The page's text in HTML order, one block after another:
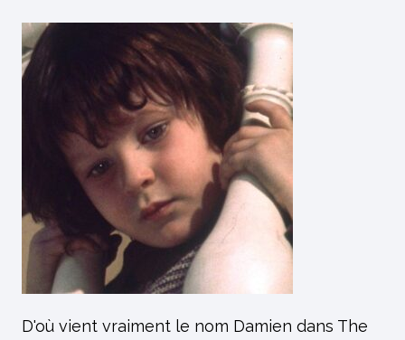
D'où vient vraiment le nom Damien dans The